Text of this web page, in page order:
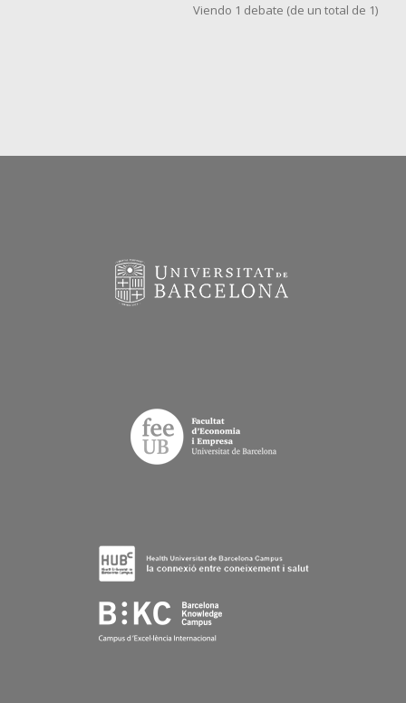
Viendo 1 debate (de un total de 1)